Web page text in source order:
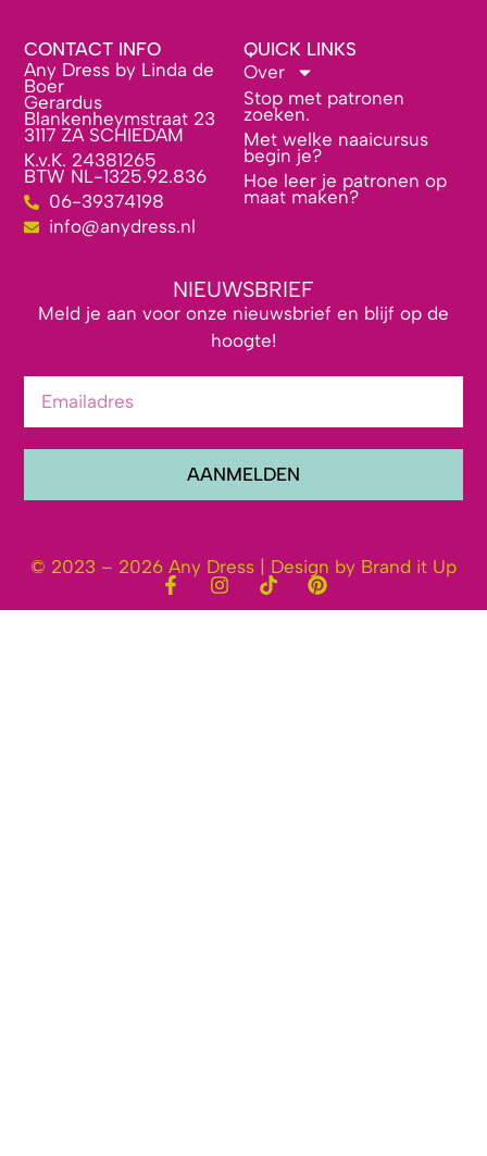
CONTACT INFO
Any Dress by Linda de
Boer
Gerardus
Blankenheymstraat 23
3117 ZA SCHIEDAM
K.v.K. 24381265
BTW NL-1325.92.836
06-39374198
info@anydress.nl
QUICK LINKS
Over
Stop met patronen
zoeken.
Met welke naaicursus
begin je?
Hoe leer je patronen op
maat maken?
NIEUWSBRIEF
Meld je aan voor onze nieuwsbrief en blijf op de
hoogte!
AANMELDEN
© 2023 – 2026 Any Dress | Design by Brand it Up